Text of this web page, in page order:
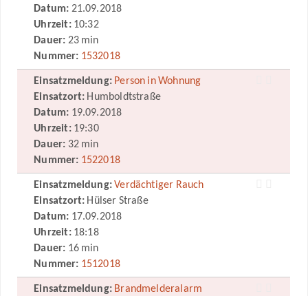
Datum: 21.09.2018
Uhrzeit:10:32
Dauer: 23 min
Nummer: 1532018
Einsatzmeldung: Person in Wohnung
Einsatzort: Humboldtstraße
Datum: 19.09.2018
Uhrzeit:19:30
Dauer: 32 min
Nummer: 1522018
Einsatzmeldung:Verdächtiger Rauch
Einsatzort: Hülser Straße
Datum: 17.09.2018
Uhrzeit:18:18
Dauer: 16 min
Nummer: 1512018
Einsatzmeldung: Brandmelderalarm